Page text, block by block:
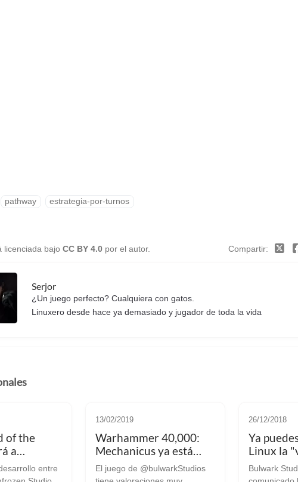
pathway estrategia-por-turnos
licenciada bajo CC BY 4.0 por el autor. Compartir
Serjor
¿Un juego perfecto? Cualquiera con gatos.
Linuxero desde hace ya demasiado y jugador de toda la vida
of the
a
a partir
en
entre
13/02/2019
Warhammer 40,000:
Mechanicus ya está
disponible oficialmente
para Linux/SteamOS
El juego de @bulwarkStudios
26/12/2018
Ya
Linux la
acceso
Bulwark